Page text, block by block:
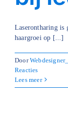
Over ons
Afspraak maken
Laserontharing is
haargroei op [...]
Door
Reacties
Lees meer